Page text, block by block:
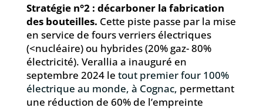
Stratégie n°2 : décarboner la fabrication
des bouteilles. Cette piste passe par la mise
en service de fours verriers électriques
(<nucléaire) ou hybrides (20% gaz- 80%
électricité). Verallia a inauguré en
septembre 2024 le tout premier four 100%
électrique au monde, à Cognac, permettant
une réduction de 60% de l’empreinte